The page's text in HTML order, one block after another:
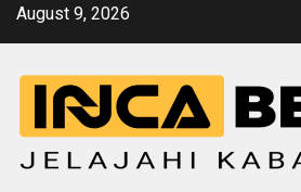
SkipAugust 9, 2026